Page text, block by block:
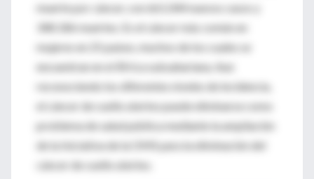
muerte por cáncer, con 661.044 nuevos casos y
348.186 muertes. Es el cáncer más común en
mujeres en 25 países, muchos de los cuales se
encuentran en el África subsahariana. Aun
reconociendo los diferentes niveles de incidencia,
el cáncer de cuello uterino puede eliminarse como
problema de salud pública mediante la ampliación
de la Iniciativa de la OMS para la eliminación del
cáncer de cuello uterino.